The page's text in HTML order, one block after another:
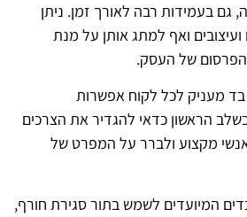
גם בעמידות רבה לאורך זמן. ניתן
ואף למתג אותן על מנת
של העסק.
בד מעניק לכל לקוח אפשרות
הראשון כדאי להגדיר את הצרכים
מקצוע ולברר על המפרט של
המיועדים לשמש בתור סגירת חורף,